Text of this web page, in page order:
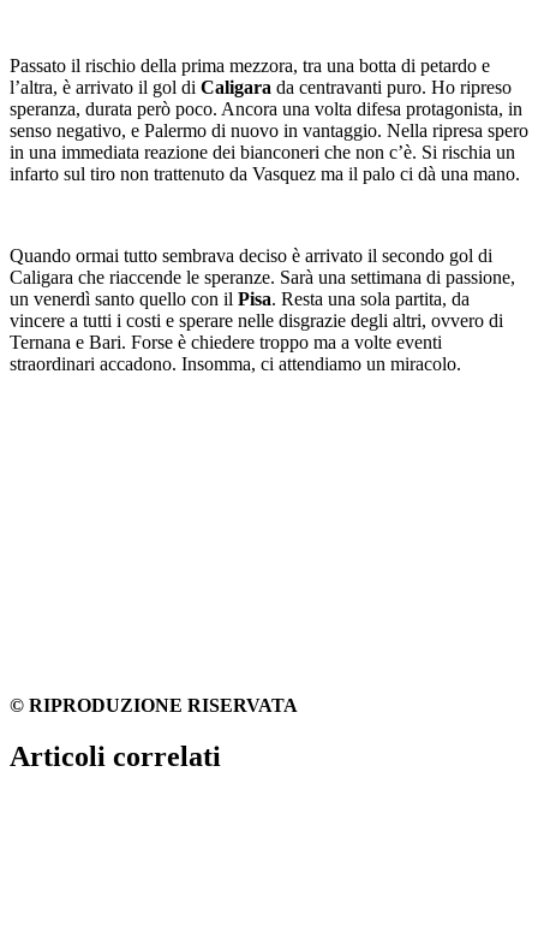
Passato il rischio della prima mezzora, tra una botta di petardo e
l’altra, è arrivato il gol di Caligara da centravanti puro. Ho ripreso
speranza, durata però poco. Ancora una volta difesa protagonista, in
senso negativo, e Palermo di nuovo in vantaggio. Nella ripresa spero
in una immediata reazione dei bianconeri che non c’è. Si rischia un
infarto sul tiro non trattenuto da Vasquez ma il palo ci dà una mano.
Quando ormai tutto sembrava deciso è arrivato il secondo gol di
Caligara che riaccende le speranze. Sarà una settimana di passione,
un venerdì santo quello con il Pisa. Resta una sola partita, da
vincere a tutti i costi e sperare nelle disgrazie degli altri, ovvero di
Ternana e Bari. Forse è chiedere troppo ma a volte eventi
straordinari accadono. Insomma, ci attendiamo un miracolo.
© RIPRODUZIONE RISERVATA
Articoli correlati